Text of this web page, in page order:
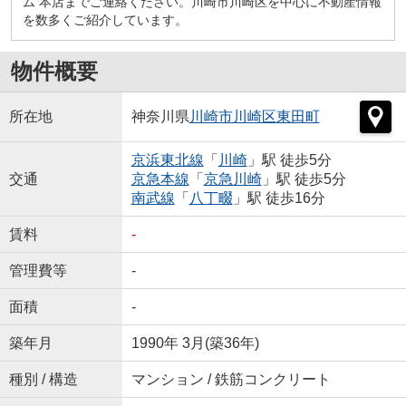
を数多くご紹介しています。
物件概要
所在地 神奈川県 川崎市川崎区東田町
交通
京浜東北線 「 川崎」駅 徒歩5分
京急本線 「 京急川崎」駅 徒歩5分
南武線 「 八丁畷」駅 徒歩16分
賃料 -
管理費等 -
面積 -
築年月 1990年 3月(築36年)
種別 / 構造 マンション / 鉄筋コンクリート